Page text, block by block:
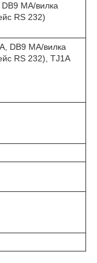
MА/вилка
RS 232)
DB9 MА/вилка
RS 232), TJ1A